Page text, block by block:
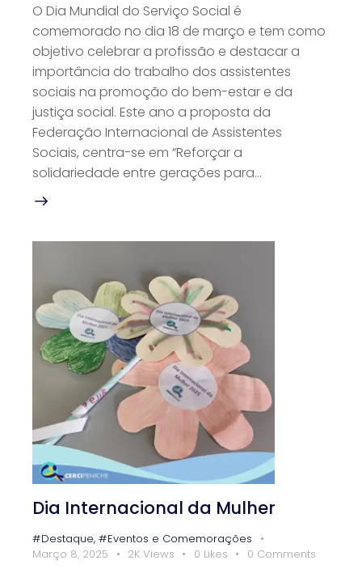
O Dia Mundial do Serviço Social é
comemorado no dia 18 de março e tem como
objetivo celebrar a profissão e destacar a
importância do trabalho dos assistentes
sociais na promoção do bem-estar e da
justiça social. Este ano a proposta da
Federação Internacional de Assistentes
Sociais, centra-se em “Reforçar a
solidariedade entre gerações para…
Dia Internacional da Mulher
#Destaque, #Eventos e Comemorações
Março 8, 2025
2K Views 0 Likes 0 Comments